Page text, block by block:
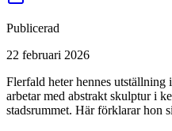
Publicerad
22 februari 2026
Flerfald heter hennes
arbetar med abstrakt skulptur i
stadsrummet. Här förklarar hon